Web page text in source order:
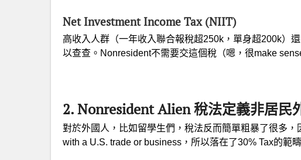
Net Investment Income Tax (NIIT)
高收入人群（一年收入聯合報稅超250k，單身超200k）
以查查。Nonresident不需要交這個稅（嗯，很make
2. Nonresident Alien 稅法定義非居民
對於外國人，比如留學生們，稅法反而簡單粗暴了很多
with a U.S. trade or business，所以落在了30% Tax的範